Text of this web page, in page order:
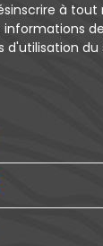
à
informations
d'utilisation du